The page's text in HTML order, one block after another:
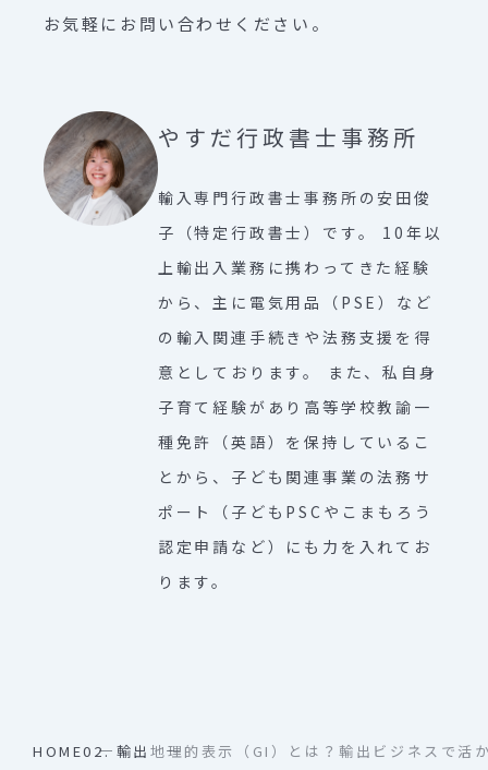
お気軽にお問い合わせください。
やすだ行政書士事務所
輸入専門行政書士事務所の安田俊
子（特定行政書士）です。 10年以
上輸出入業務に携わってきた経験
から、主に電気用品（PSE）など
の輸入関連手続きや法務支援を得
意としております。 また、私自身
子育て経験があり高等学校教諭一
種免許（英語）を保持しているこ
とから、子ども関連事業の法務サ
ポート（子どもPSCやこまもろう
認定申請など）にも力を入れてお
ります。
HOME02. 輸出地理的表示（GI）とは？輸出ビジネスで活